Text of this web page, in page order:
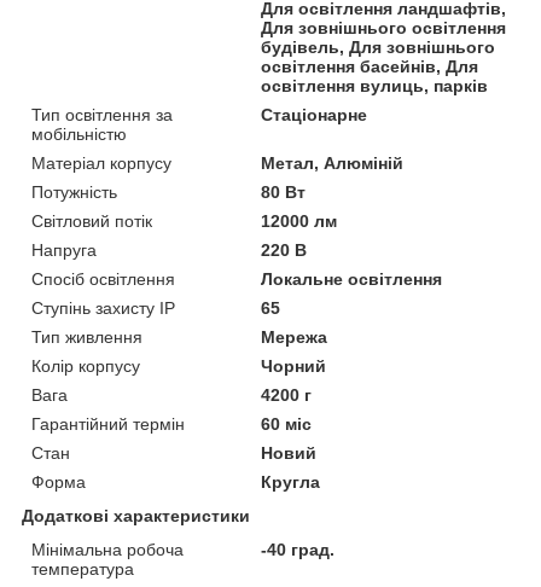
Для освітлення ландшафтів,
Для зовнішнього освітлення
будівель, Для зовнішнього
освітлення басейнів, Для
освітлення вулиць, парків
Тип освітлення за
мобільністю
Стаціонарне
Матеріал корпусу
Метал, Алюміній
Потужність
80 Вт
Світловий потік
12000 лм
Напруга
220 В
Спосіб освітлення
Локальне освітлення
Ступінь захисту IP
65
Тип живлення
Мережа
Колір корпусу
Чорний
Вага
4200 г
Гарантійний термін
60 міс
Стан
Новий
Форма
Кругла
Додаткові характеристики
Мінімальна робоча
температура
-40 град.